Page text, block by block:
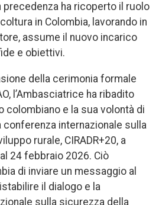
precedenza ha ricoperto il ruolo
in Colombia, lavorando in
assume il nuovo incarico
e obiettivi.
della cerimonia formale
l’Ambasciatrice ha ribadito
colombiano e la sua volontà di
conferenza internazionale sulla
rurale, CIRADR+20, a
24 febbraio 2026. Ciò
di inviare un messaggio al
il dialogo e la
sulla sicurezza della